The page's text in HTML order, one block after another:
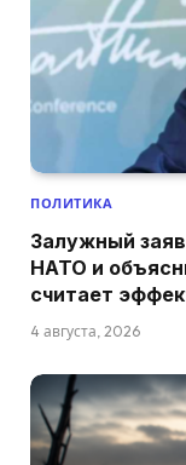
ПОЛИТИКА
Залужный
НАТО и
считает
4 августа, 2026